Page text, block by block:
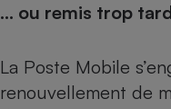
… ou remis trop
La Poste Mobile
renouvellement de